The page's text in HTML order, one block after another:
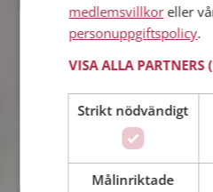
Frota125
33 år från
medlem på
på alla
medlemsvillkoreller
personuppgiftspolicy.
VISA ALLA PARTNERS
Strikt nödvändigt
Målinriktade